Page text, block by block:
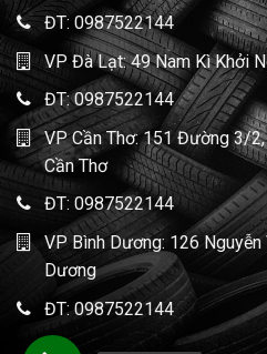
ĐT: 0987522144
VP Đà Lạt: 49 Nam Kì Khởi
ĐT:0987522144
VP Cần Thơ: 151 Đường 3/
Cần Thơ
ĐT: 0987522144
VP Bình Dương: 126 Nguyễn
Dương
ĐT: 0987522144